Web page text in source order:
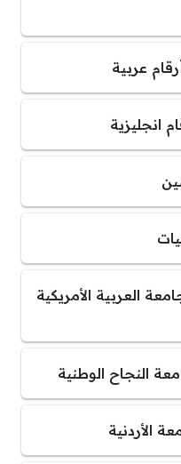
عربية
انجليزية
العربية الأمريكية
النجاح الوطنية
الأردنية